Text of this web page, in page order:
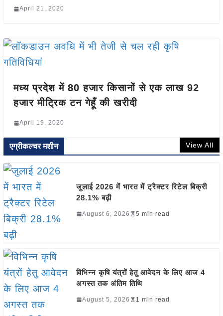
April 21, 2020
मध्य प्रदेश में 80 हजार किसानों से एक लाख 92
हजार मीट्रिक टन गेहूँ की खरीदी
April 19, 2020
एग्रीकल्चर मशीन View All
जुलाई 2026 में भारत में ट्रैक्टर रिटेल बिक्री
28.1% बढ़ी
August 6, 2026 5 min read
विभिन्न कृषि यंत्रों हेतु आवेदन के लिए आज 4
अगस्त तक अंतिम तिथि
August 5, 2026 1 min read